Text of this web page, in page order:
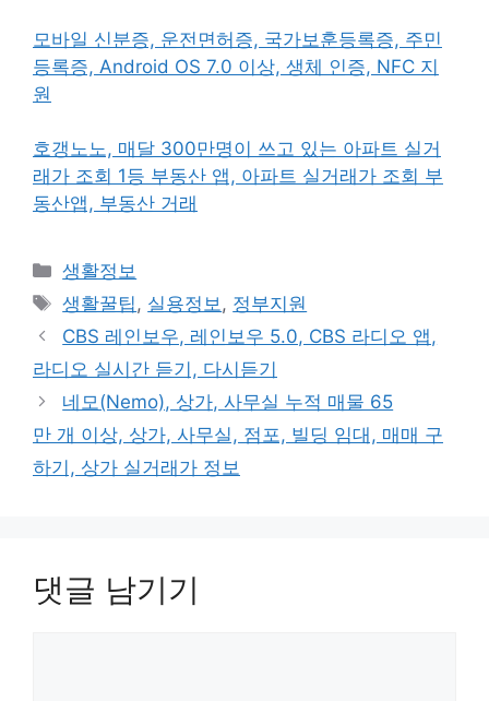
모바일 신분증, 운전면허증, 국가보훈등록증, 주민
등록증, Android OS 7.0 이상, 생체 인증, NFC 지
원
호갱노노, 매달 300만명이 쓰고 있는 아파트 실거
래가 조회 1등 부동산 앱, 아파트 실거래가 조회 부
동산앱, 부동산 거래
카
테
리
생활정보
태
그
생활꿀팁, 실용정보, 정부지원
CBS 레인보우, 레인보우 5.0, CBS 라디오 앱,
라디오 실시간 듣기, 다시듣기
네모(Nemo), 상가, 사무실 누적 매물 65
만 개 이상, 상가, 사무실, 점포, 빌딩 임대, 매매 구
하기, 상가 실거래가 정보
댓글 남기기